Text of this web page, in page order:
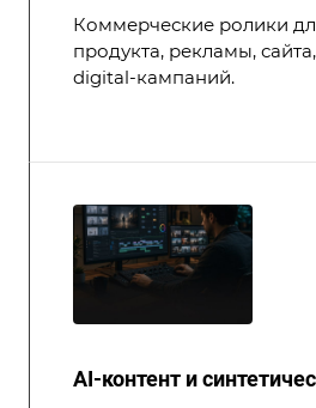
Коммерческие ролики
продукта, рекламы,
digital-кампаний.
AI-контент и